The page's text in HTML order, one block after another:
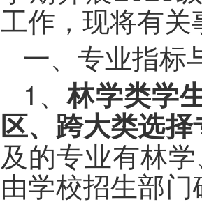
工作，现将有
一、专业指标
1、林学类学
区、跨大类选
及的专业有林
由学校招生部